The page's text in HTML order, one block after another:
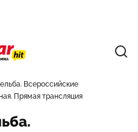
Всероссийские
Прямая трансляция